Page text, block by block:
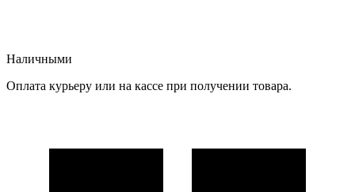
Наличными
Оплата курьеру или на кассе при получении товара.